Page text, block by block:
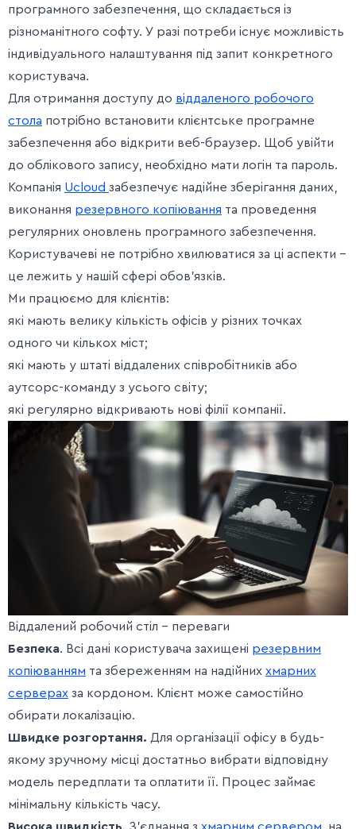
програмного забезпечення, що складається із
різноманітного софту. У разі потреби існує можливість
індивідуального налаштування під запит конкретного
користувача.
Для отримання доступу до віддаленого робочого
стола потрібно встановити клієнтське програмне
забезпечення або відкрити веб-браузер. Щоб увійти
до облікового запису, необхідно мати логін та пароль.
Компанія Ucloud забезпечує надійне зберігання даних,
виконання резервного копіювання та проведення
регулярних оновлень програмного забезпечення.
Користувачеві не потрібно хвилюватися за ці аспекти –
це лежить у нашій сфері обов’язків.
Ми працюємо для клієнтів:
які мають велику кількість офісів у різних точках
одного чи кількох міст;
які мають у штаті віддалених співробітників або
аутсорс-команду з усього світу;
які регулярно відкривають нові філії компанії.
Віддалений робочий стіл – переваги
Безпека. Всі дані користувача захищені резервним
копіюванням та збереженням на надійних хмарних
серверах за кордоном. Клієнт може самостійно
обирати локалізацію.
Швидке розгортання. Для організації офісу в будь-
якому зручному місці достатньо вибрати відповідну
модель передплати та оплатити її. Процес займає
мінімальну кількість часу.